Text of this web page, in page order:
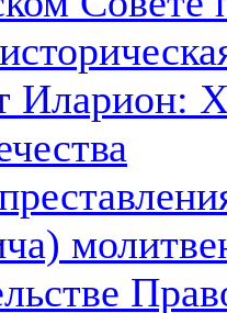
Иларион: